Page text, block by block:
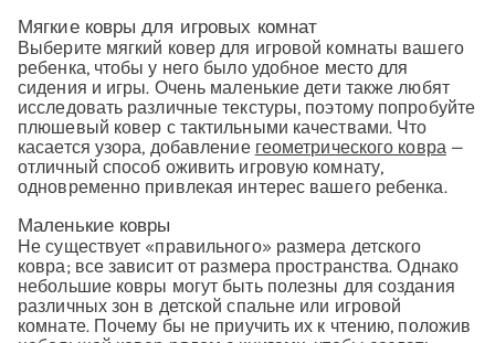
Мягкие ковры для игровых комнат
Выберите мягкий ковер для игровой комнаты вашего
ребенка, чтобы у него было удобное место для
сидения и игры. Очень маленькие дети также любят
исследовать различные текстуры, поэтому попробуйте
плюшевый ковер с тактильными качествами. Что
касается узора, добавление геометрического ковра —
отличный способ оживить игровую комнату,
одновременно привлекая интерес вашего ребенка.
Маленькие ковры
Не существует «правильного» размера детского
ковра; все зависит от размера пространства. Однако
небольшие ковры могут быть полезны для создания
различных зон в детской спальне или игровой
комнате. Почему бы не приучить их к чтению, положив